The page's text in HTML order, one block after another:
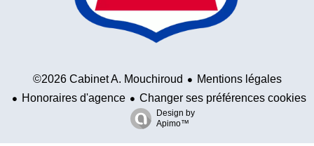
©2026 Cabinet A. Mouchiroud
Mentions légales
Honoraires d'agence
Changer ses préférences cookies
Design by
Apimo™